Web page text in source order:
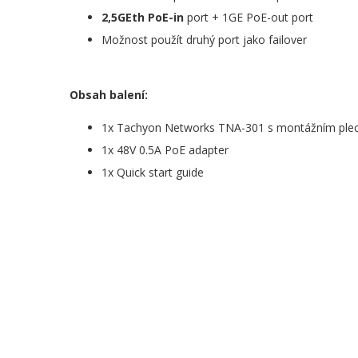
2,5GEth PoE-in port + 1GE PoE-out port
Možnost použít druhý port jako failover
Obsah balení:
1x Tachyon Networks TNA-301 s montážním
1x 48V 0.5A PoE adapter
1x Quick start guide